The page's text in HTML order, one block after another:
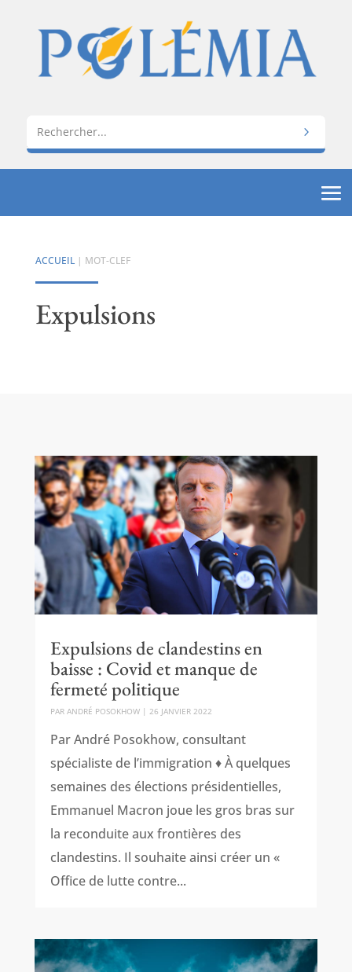
ACCUEIL| MOT-CLEF
Expulsions
Expulsions de clandestins en
baisse : Covid et manque de
fermeté politique
PAR ANDRÉ POSOKHOW| 26 JANVIER 2022
Par André Posokhow, consultant
spécialiste de l’immigration ♦ À quelques
semaines des élections présidentielles,
Emmanuel Macron joue les gros bras sur
la reconduite aux frontières des
clandestins. Il souhaite ainsi créer un «
Office de lutte contre...